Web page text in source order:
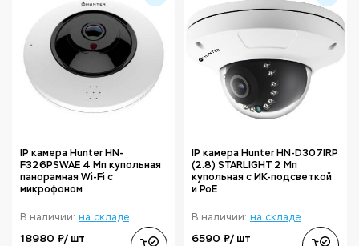
IP камера Hunter HN-
F326PSWAE 4 Мп купольная
панорамная Wi-Fi с
микрофоном
В наличии: на складе
18980 ₽/ шт
IP камера Hunter HN-D307IRP
(2.8) STARLIGHT 2 Мп
купольная с ИК-подсветкой
и PoE
В наличии: на складе
6590 ₽/ шт